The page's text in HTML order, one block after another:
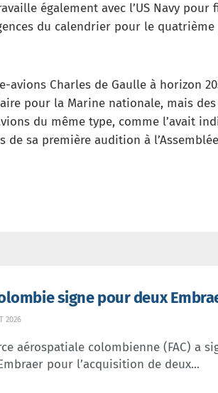
également avec l’US Navy
du calendrier pour le
Charles de Gaulle à horizon
pour la Marine nationale, mais
du même type, comme l’avait
de sa première audition à
signe pour deux
2026
aérospatiale colombienne (FAC) a
pour l’acquisition de deux...